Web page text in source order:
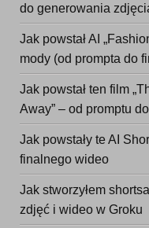
do generowania
Jak powstał AI
mody (od prompta do
Jak powstał ten film
Away” – od promptu
Jak powstały te AI
finalnego wideo
Jak stworzyłem
zdjęć i wideo w Groku